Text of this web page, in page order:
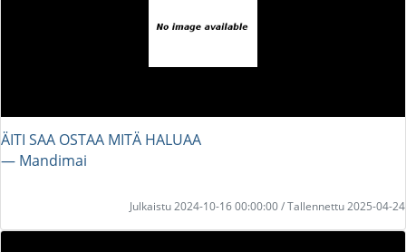
ÄITI SAA OSTAA MITÄ HALUAA
― Mandimai
Julkaistu 2024-10-16 00:00:00 / Tallennettu 2025-04-24